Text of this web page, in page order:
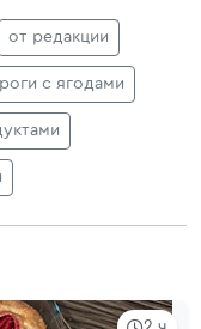
от редакции
с ягодами